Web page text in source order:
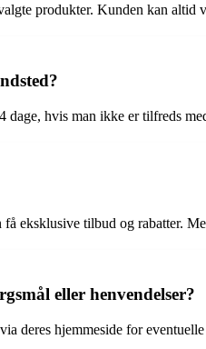
produkter. Kunden kan
dage, hvis man ikke er tilfreds
eksklusive tilbud og rabatter.
eller henvendelser?
deres hjemmeside for